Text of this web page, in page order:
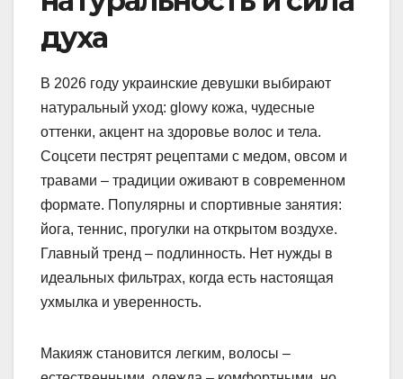
духа
В 2026 году украинские девушки выбирают
натуральный уход: glowy кожа, чудесные
оттенки, акцент на здоровье волос и тела.
Соцсети пестрят рецептами с медом, овсом и
травами – традиции оживают в современном
формате. Популярны и спортивные занятия:
йога, теннис, прогулки на открытом воздухе.
Главный тренд – подлинность. Нет нужды в
идеальных фильтрах, когда есть настоящая
ухмылка и уверенность.
Макияж становится легким, волосы –